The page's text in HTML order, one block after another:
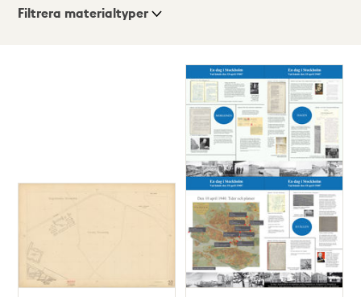
Visningsläge
Filtrera materialtyper